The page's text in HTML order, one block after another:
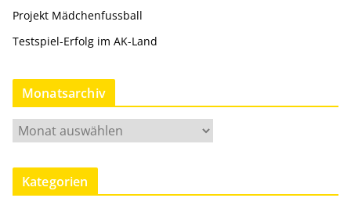
Projekt Mädchenfussball
Testspiel-Erfolg im AK-Land
Monatsarchiv
M
o
n
Kategorien